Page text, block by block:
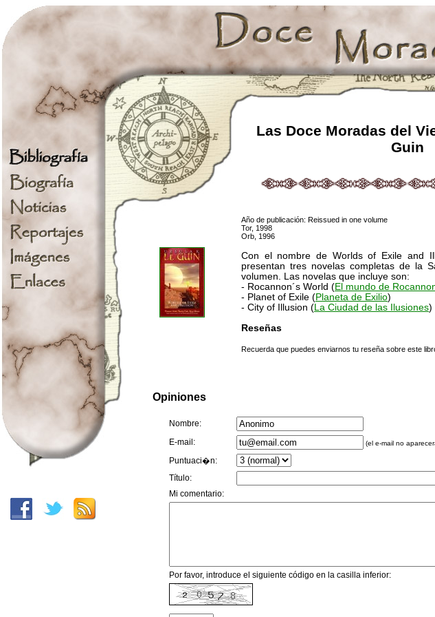
Las Doce Moradas del
Guin
Año de publicación: Reissued in one volume
Tor, 1998
Orb, 1996
Con el nombre de Worlds of Exile and
presentan tres novelas completas de la
volumen. Las novelas que incluye son:
- Rocannon´s World (El mundo de
- Planet of Exile (Planeta de Exilio)
- City of Illusion (La Ciudad de las Ilusiones)
Reseñas
Recuerda que puedes enviarnos tu reseña sobre este
Opiniones
Nombre:
E-mail: (el e-mail no
Puntuaci�n:
Título:
Mi comentario:
Por favor, introduce el siguiente código en la casilla inferior: